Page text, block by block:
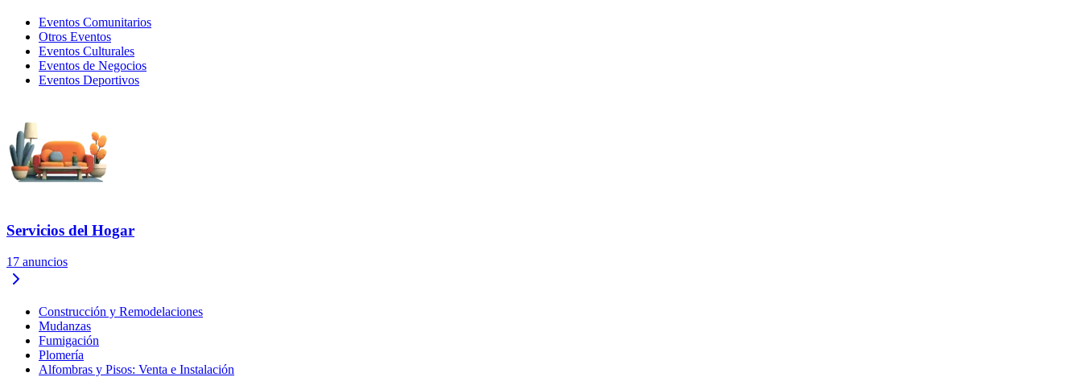
Eventos Comunitarios
Otros Eventos
Eventos Culturales
Eventos de Negocios
Eventos Deportivos
Servicios del Hogar
17 anuncios
Construcción y Remodelaciones
Mudanzas
Fumigación
Plomería
Alfombras y Pisos: Venta e Instalación